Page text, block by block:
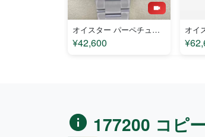
オイスター パーペチュアル M126000-0009 コピー
¥42,600
177200 コピ